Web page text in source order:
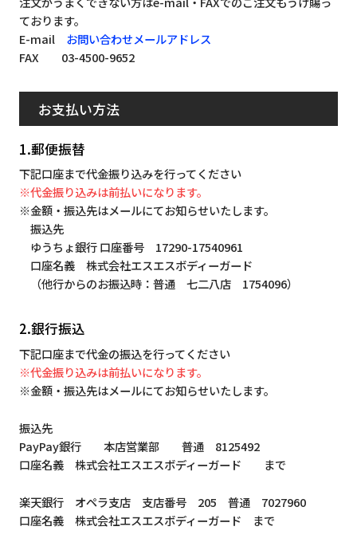
ております。
E-mail お問い合わせメールアドレス
FAX 03-4500-9652
お支払い方法
1.郵便振替
下記口座まで代金振り込みを行ってください
※代金振り込みは前払いになります。
※金額・振込先はメールにてお知らせいたします。
振込先
ゆうちょ銀行 口座番号 17290-17540961
口座名義 株式会社エスエスボディーガード
（他行からのお振込時：普通 七二八店 1754096）
2.銀行振込
下記口座まで代金の振込を行ってください
※代金振り込みは前払いになります。
※金額・振込先はメールにてお知らせいたします。
振込先
PayPay銀行 本店営業部 普通 8125492
口座名義 株式会社エスエスボディーガード まで
楽天銀行 オペラ支店 支店番号 205 普通 7027960
口座名義 株式会社エスエスボディーガード まで